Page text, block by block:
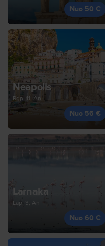
Nuo 50 €
Neapolis
Rgp, 11, An
Nuo 56 €
Larnaka
Lap, 3, An
Nuo 60 €